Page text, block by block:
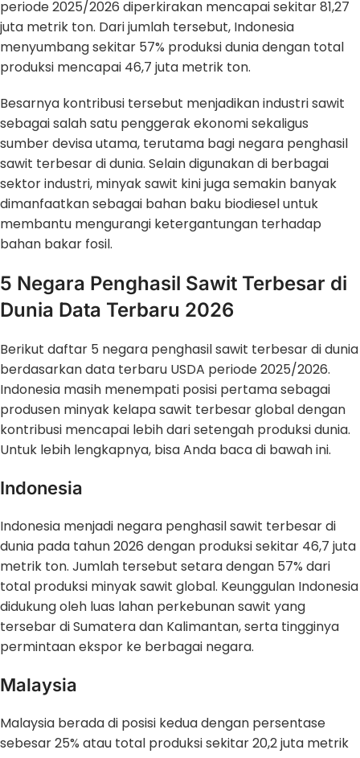
periode 2025/2026 diperkirakan mencapai sekitar 81,27
juta metrik ton. Dari jumlah tersebut, Indonesia
menyumbang sekitar 57% produksi dunia dengan total
produksi mencapai 46,7 juta metrik ton.
Besarnya kontribusi tersebut menjadikan industri sawit
sebagai salah satu penggerak ekonomi sekaligus
sumber devisa utama, terutama bagi negara penghasil
sawit terbesar di dunia. Selain digunakan di berbagai
sektor industri, minyak sawit kini juga semakin banyak
dimanfaatkan sebagai bahan baku biodiesel untuk
membantu mengurangi ketergantungan terhadap
bahan bakar fosil.
5 Negara Penghasil Sawit Terbesar di
Dunia Data Terbaru 2026
Berikut daftar 5 negara penghasil sawit terbesar di dunia
berdasarkan data terbaru USDA periode 2025/2026.
Indonesia masih menempati posisi pertama sebagai
produsen minyak kelapa sawit terbesar global dengan
kontribusi mencapai lebih dari setengah produksi dunia.
Untuk lebih lengkapnya, bisa Anda baca di bawah ini.
Indonesia
Indonesia menjadi negara penghasil sawit terbesar di
dunia pada tahun 2026 dengan produksi sekitar 46,7 juta
metrik ton. Jumlah tersebut setara dengan 57% dari
total produksi minyak sawit global. Keunggulan Indonesia
didukung oleh luas lahan perkebunan sawit yang
tersebar di Sumatera dan Kalimantan, serta tingginya
permintaan ekspor ke berbagai negara.
Malaysia
Malaysia berada di posisi kedua dengan persentase
sebesar 25% atau total produksi sekitar 20,2 juta metrik